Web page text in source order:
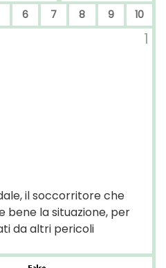
6 7 8 9 10
1
il soccorritore che
bene la situazione, per
da altri pericoli